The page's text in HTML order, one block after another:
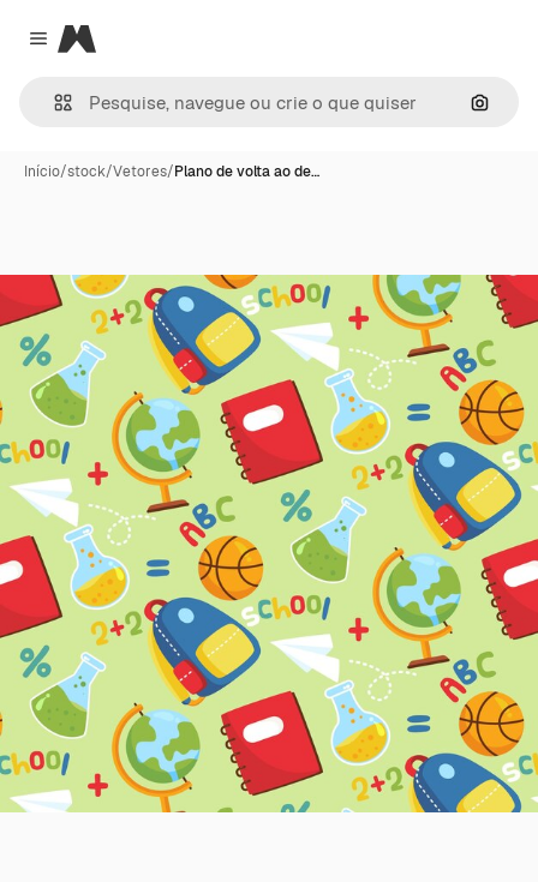
Close menu
Magnific
Início/stock/Vetores/Plano de volta ao de…